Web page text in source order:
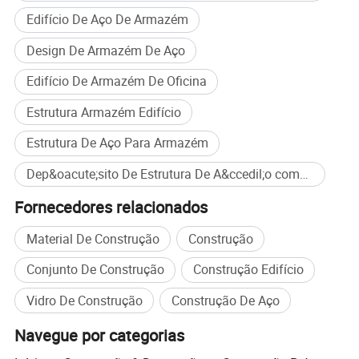
industriais, com elevada eficiência, facilidade ambiental e
rentabilidade, tornaram-se uma opção fundamental na
construção moderna. Oferecem vantagens significativas em
eficiência de construção, controle de custos e desempenho
ambiental, atendendo às necessidades de diversos projetos de
construção. Com o desenvolvimento contínuo da indústria da
construção, os edifícios pré-fabricados em aço desempenharão
um papel ainda mais importante no futuro da construção.
Edifício De Aço De Armazém
Design De Armazém De Aço
Edifício De Armazém De Oficina
Estrutura Armazém Edifício
Estrutura De Aço Para Armazém
Dep&oacute;sito De Estrutura De A&ccedil;o compra em massa
Fornecedores relacionados
Material De Construção
Construção
Conjunto De Construção
Construção Edifício
Vidro De Construção
Construção De Aço
Navegue por categorias